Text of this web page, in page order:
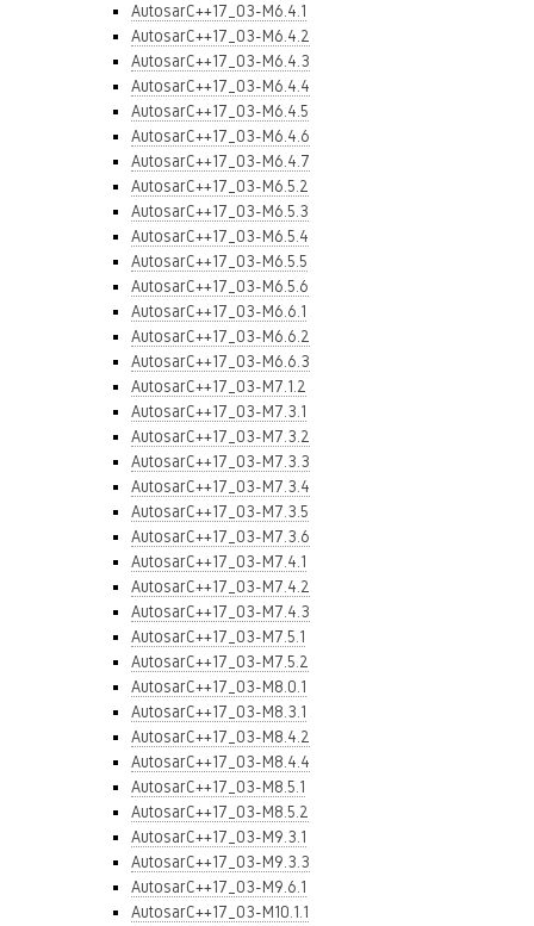
AutosarC++17_03-M6.4.1
AutosarC++17_03-M6.4.2
AutosarC++17_03-M6.4.3
AutosarC++17_03-M6.4.4
AutosarC++17_03-M6.4.5
AutosarC++17_03-M6.4.6
AutosarC++17_03-M6.4.7
AutosarC++17_03-M6.5.2
AutosarC++17_03-M6.5.3
AutosarC++17_03-M6.5.4
AutosarC++17_03-M6.5.5
AutosarC++17_03-M6.5.6
AutosarC++17_03-M6.6.1
AutosarC++17_03-M6.6.2
AutosarC++17_03-M6.6.3
AutosarC++17_03-M7.1.2
AutosarC++17_03-M7.3.1
AutosarC++17_03-M7.3.2
AutosarC++17_03-M7.3.3
AutosarC++17_03-M7.3.4
AutosarC++17_03-M7.3.5
AutosarC++17_03-M7.3.6
AutosarC++17_03-M7.4.1
AutosarC++17_03-M7.4.2
AutosarC++17_03-M7.4.3
AutosarC++17_03-M7.5.1
AutosarC++17_03-M7.5.2
AutosarC++17_03-M8.0.1
AutosarC++17_03-M8.3.1
AutosarC++17_03-M8.4.2
AutosarC++17_03-M8.4.4
AutosarC++17_03-M8.5.1
AutosarC++17_03-M8.5.2
AutosarC++17_03-M9.3.1
AutosarC++17_03-M9.3.3
AutosarC++17_03-M9.6.1
AutosarC++17_03-M10.1.1